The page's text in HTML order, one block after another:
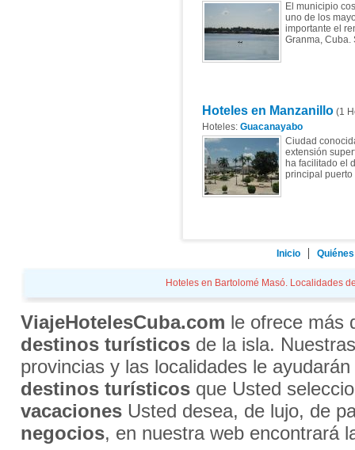
El municipio
uno de los
importante el
Granma, Cuba.
Hoteles en Manzanillo(1
Hoteles: Guacanayabo
Ciudad
extensión
ha facilitado el
principal puerto
Inicio
Hoteles en Bartolomé Masó. Localidades
ViajeHotelesCuba.com le ofrece más
destinos turísticosde la isla.
provincias y las localidades le
destinos turísticosque Usted
vacacionesUsted desea, de lujo, de
negocios, en nuestra web encontrará